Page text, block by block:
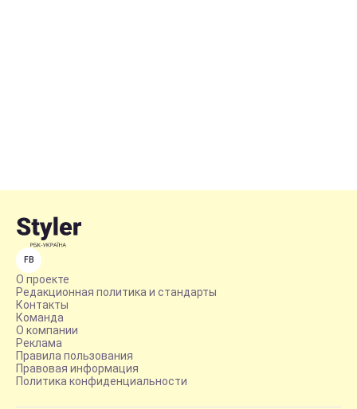
FB
О проекте
Редакционная политика и стандарты
Контакты
Команда
О компании
Реклама
Правила пользования
Правовая информация
Политика конфиденциальности